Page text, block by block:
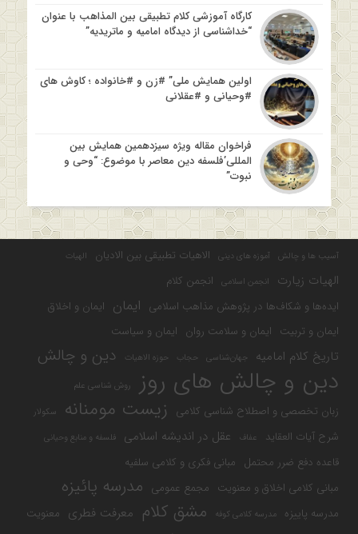
کارگاه آموزشی کلام تطبیقی بین المذاهب با عنوان
“خداشناسی از دیدگاه امامیه و ماتریدیه”
اولین همایش ملی” #زن و #خانواده ؛ کاوش های
#وحیانی و #عقلانی
فراخوان مقاله ویژه سیزدهمین همایش بین
المللی’فلسفه دین معاصر با موضوع: “وحی و
نبوت”
آسیب ها و چالش آموزه های دینی الاهیات تطبیقی بین الادیان الهیات
الهیات زیارت انجمن اسلامی
انجمن کلام
ایده‌ها و شکاف‌ها در پژوهش مذاهب اسلامی ایمان ایمان و اخلاق
ایمان و تربیت ایمان و سلامت روان ایمان و سیاست
تاریخ کلام امامیه جهان‌شناسی حجاب حوزه الاهیات دین و چالش
دین و چالش های روز روش شناسی علم
زبان تخصصی و اصطلاح شناسی کلامی زیست مومنانه سکولار
شرح آیات العقاید عفاف عقل در اندیشه اسلامی فلسفه و منابع وحیانی
قاعده دفع ضرر محتمل مبانی فکری و کلامی سلفیه
مبانی کلامی اخلاق و معنویت مجمع عمومی مدرسه پائیزه
مدرسه پاییزه مدرسه کلامی کوفه مشق کلام معرفت فطری معنویت